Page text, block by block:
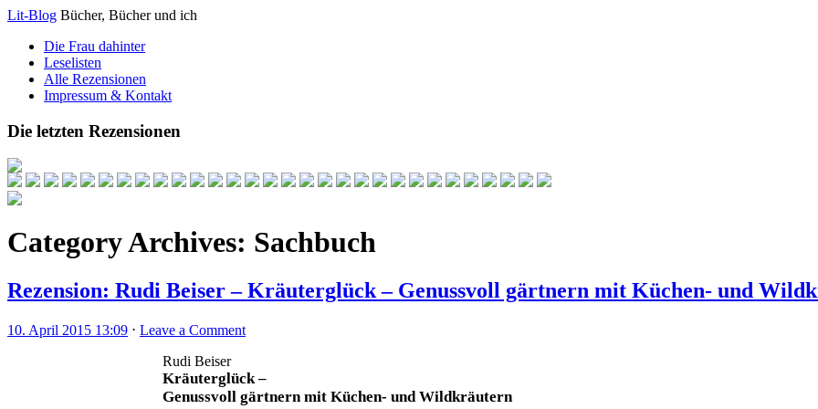
Lit-Blog Bücher, Bücher und ich
Die Frau dahinter
Leselisten
Alle Rezensionen
Impressum & Kontakt
Die letzten Rezensionen
Category Archives: Sachbuch
Rezension: Rudi Beiser – Kräuterglück – Genussvoll gärtnern mit Küchen- und
10. April 2015 13:09 ⋅ Leave a Comment
Rudi Beiser
Kräuterglück –
Genussvoll gärtnern mit Küchen- und Wildkräutern